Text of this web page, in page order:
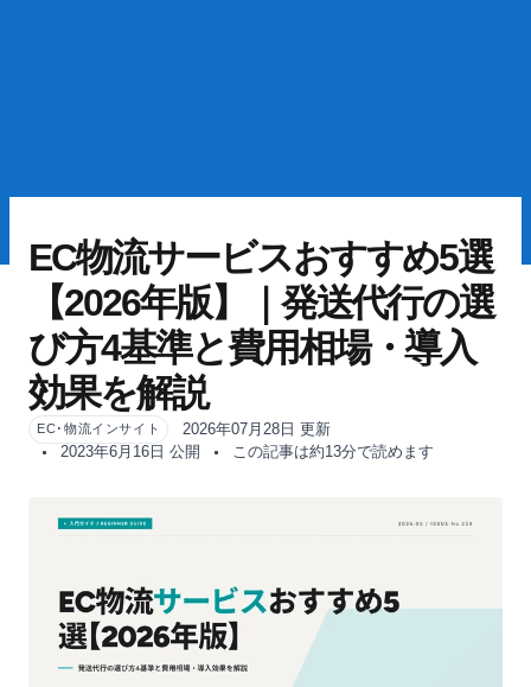
EC物流サービスおすすめ5選
【2026年版】｜発送代行の選
び方4基準と費用相場・導入
効果を解説
EC･物流インサイト
2026年07月28日 更新
2023年6月16日 公開
この記事は約13分で読めます